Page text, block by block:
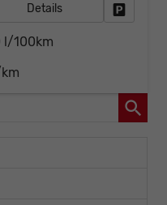
Details
l/100km